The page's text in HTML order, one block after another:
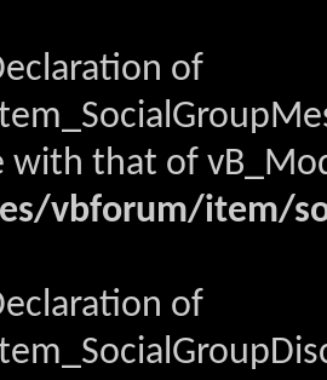
of
with that of
vbforum/item/
of